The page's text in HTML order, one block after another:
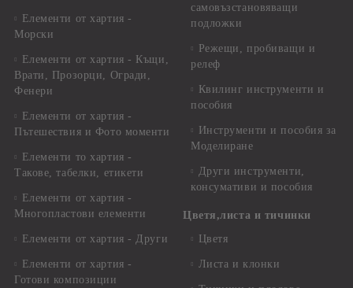
Елементи от хартия -
Морски
Елементи от хартия - Къщи,
Врати, Прозорци, Огради,
Фенери
Елементи от хартия -
Пътешествия и Фото моменти
Елементи то хартия -
Такове, табелки, етикети
Елементи от хартия -
Многопластови елементи
Елементи от хартия - Други
Елементи от хартия -
Готови композиции
самовъзстановяващи
подложки
Режещи, пробиващи и
релеф
Квилинг инструменти и
пособия
Инструменти и пособия за
Моделиране
Други инструменти,
консумативи и пособия
Цветя,листа и тичинки
Цветя
Листа и клонки